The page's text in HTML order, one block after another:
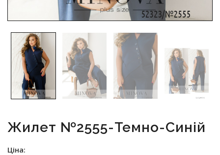
Жилет №2555-Темно-Синій
Ціна: